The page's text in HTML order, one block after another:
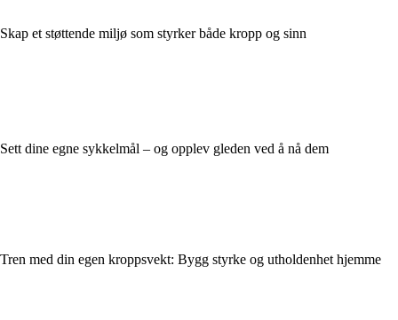
Skap et støttende miljø som styrker både kropp og sinn
Sett dine egne sykkelmål – og opplev gleden ved å nå dem
Tren med din egen kroppsvekt: Bygg styrke og utholdenhet hjemme